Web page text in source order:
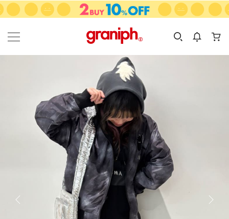
カテゴリーから探す
KIDS
カテゴリ
サイズ